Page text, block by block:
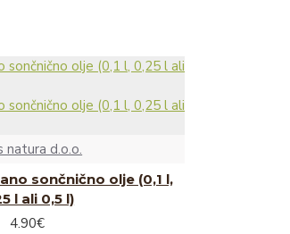
natura d.o.o.
sončnično olje (0,1 l,
l ali 0,5 l)
4.90€